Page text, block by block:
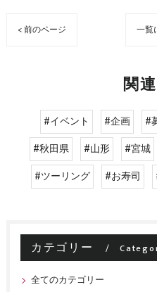
< 前のページ 一覧
関
#イベント #企画 #
#秋田県
#山形 #宮城
#ツーリング
#お寿司
カテゴリー
全てのカテゴリー